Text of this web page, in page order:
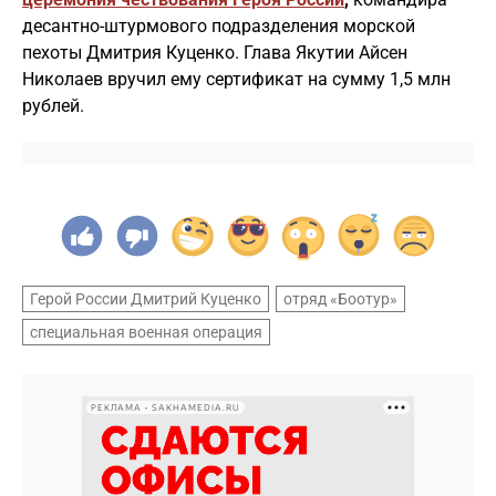
десантно-штурмового подразделения морской
пехоты Дмитрия Куценко. Глава Якутии Айсен
Николаев вручил ему сертификат на сумму 1,5 млн
рублей.
Герой России Дмитрий Куценко
отряд «Боотур»
специальная военная операция
РЕКЛАМА • SAKHAMEDIA.RU